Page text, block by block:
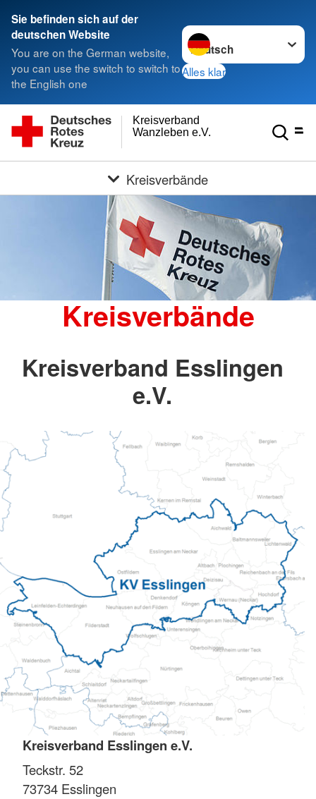
Sie befinden sich auf der
deutschen Website
You are on the German website,
you can use the switch to switch to
the English one
Sprache wechseln zu
Alles klar
Wanzleben e.V.
Kreisverband
Kreisverbände
Kreisverbände
Kreisverband Esslingen
e.V.
Kreisverband Esslingen e.V.
Teckstr. 52
73734 Esslingen